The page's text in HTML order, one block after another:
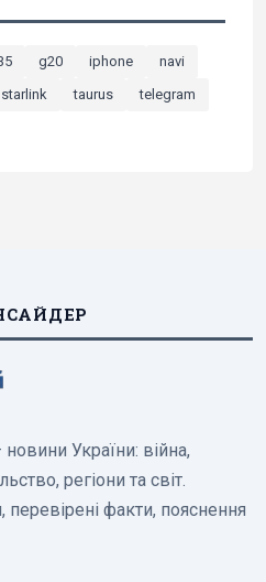
g20 iphone
navi
starlink taurus
telegram
України: війна,
регіони та світ.
факти, пояснення